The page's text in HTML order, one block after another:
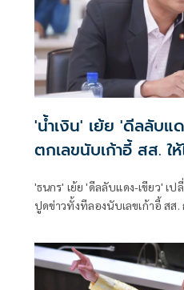
'น้ำเงิน' เย้ย 'ดีลลับแด
ตกเลขนับเก้าอี้ สส. ใ
'ธนกร' เย้ย 'ดีลลับแดง-เขียว' เ
ปูดข่าวทั้งทีลองนับเลขเก้าอี้ สส